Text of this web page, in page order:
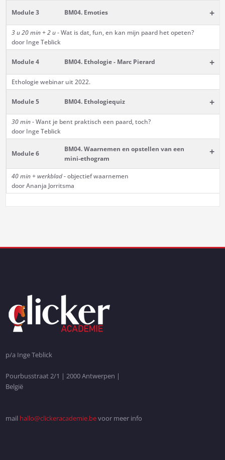
Module 3 BM04. Emoties +
3 u 20 min + 2 u- Wat is dat, fun, en kan mijn paard het opeten?
door Inge Teblick
Module 4 BM04. Ethologie - Marc Pierard +
Ethologie webinar uit 2022.
Module 5 BM04. Ethologiequiz +
30 min- Want je bent praktisch een paard, toch?
door Inge Teblick
Module 6
BM04. Waarnemen en opstellen van een
mini-ethogram
+
40 min + werkblad- objectief waarnemen
door Ananja Jorritsma
p/a Inge Teblick
Pourbusstraat 2/1 | 2000 Antwerpen |
België
mail hallo@clickeracademie.bevoor meer info